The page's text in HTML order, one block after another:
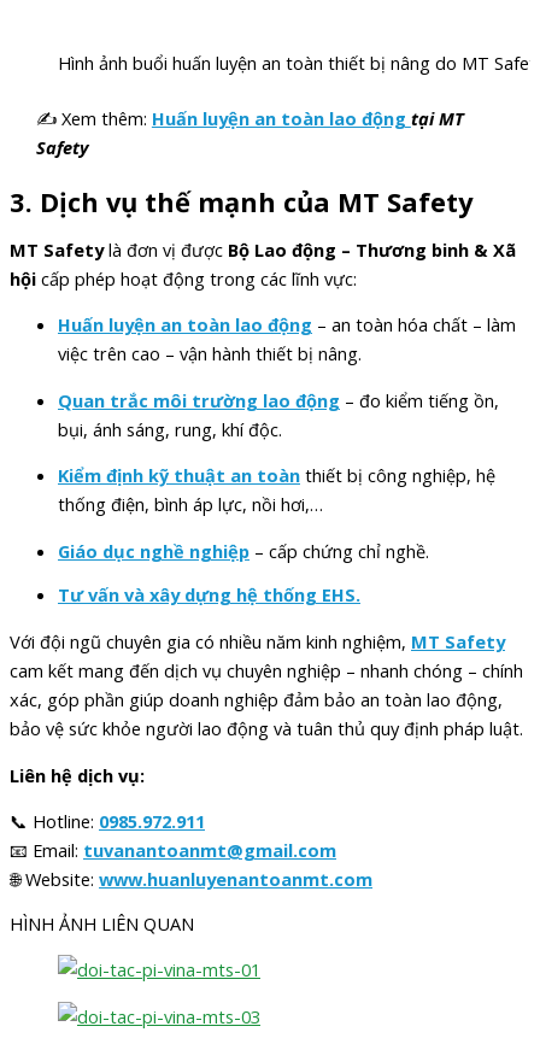
Hình ảnh buổi huấn luyện an toàn thiết bị nâng do MT
✍ Xem thêm: Huấn luyện an toàn lao động tại MT
Safety
3. Dịch vụ thế mạnh của MT Safety
MT Safetylà đơn vị được Bộ Lao động – Thương binh & Xã
hội cấp phép hoạt động trong các lĩnh vực:
Huấn luyện an toàn lao động – an toàn hóa chất – làm
việc trên cao – vận hành thiết bị nâng.
Quan trắc môi trường lao động – đo kiểm tiếng ồn,
bụi, ánh sáng, rung, khí độc.
Kiểm định kỹ thuật an toàn thiết bị công nghiệp, hệ
thống điện, bình áp lực, nồi hơi,…
Giáo dục nghề nghiệp – cấp chứng chỉ nghề.
Tư vấn và xây dựng hệ thống EHS.
Với đội ngũ chuyên gia có nhiều năm kinh nghiệm, MT Safety
cam kết mang đến dịch vụ chuyên nghiệp – nhanh chóng – chính
xác, góp phần giúp doanh nghiệp đảm bảo an toàn lao động,
bảo vệ sức khỏe người lao động và tuân thủ quy định pháp luật.
Liên hệ dịch vụ:
📞 Hotline: 0985.972.911
📧 Email: tuvanantoanmt@gmail.com
🌐 Website: www.huanluyenantoanmt.com
HÌNH ẢNH LIÊN QUAN